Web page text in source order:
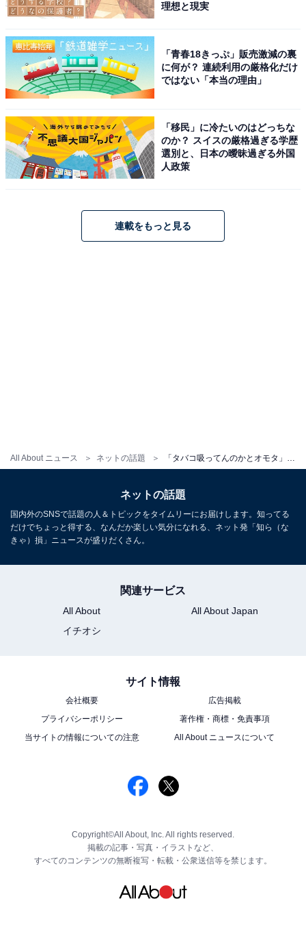
All About ニュース ネットの話題
理想と現実
「青春18きっぷ」販売激減の裏
に何が？ 連続利用の厳格化だけ
ではない「本当の理由」
「移民」に冷たいのはどっちな
のか？ スイスの厳格過ぎる学歴
選別と、日本の曖昧過ぎる外国
人政策
連載をもっと見る
ネットの話題
国内外のSNSで話題の人＆トピックをタイムリーにお届けします。知ってる
だけでちょっと得する、なんだか楽しい気分になれる、ネット発「知ら（な
きゃ）損」ニュースが盛りだくさん。
関連サービス
All About
All About Japan
イチオシ
サイト情報
会社概要
広告掲載
プライバシーポリシー
著作権・商標・免責事項
当サイトの情報についての注意
All About ニュースについて
Copyright©All About, Inc. All rights reserved.
掲載の記事・写真・イラストなど、
すべてのコンテンツの無断複写・転載・公衆送信等を禁じます。